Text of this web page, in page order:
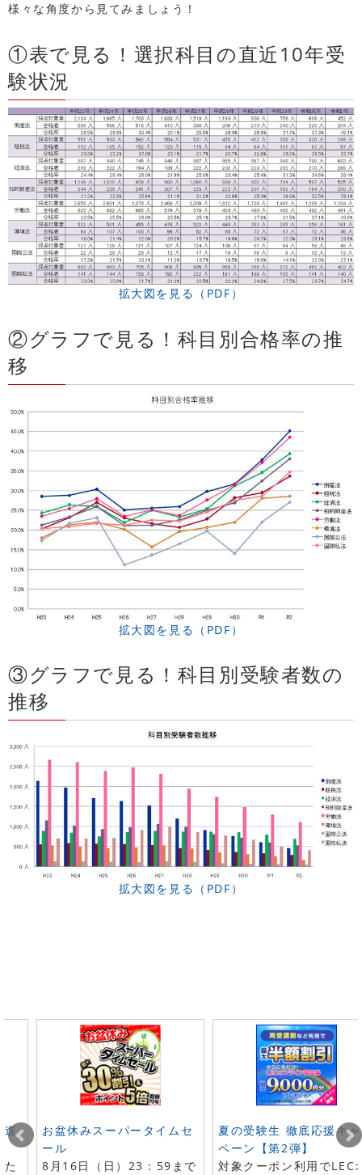
様々な角度から見てみましょう！
①表で見る！選択科目の直近10年受
験状況
拡大図を見る（PDF）
②グラフで見る！科目別合格率の推
移
拡大図を見る（PDF）
③グラフで見る！科目別受験者数の
推移
拡大図を見る（PDF）
進
お盆休みスーパータイムセ
ール
8月16日（日）23：59まで
夏の受験生 徹底応援キ
ペーン【第2弾】
対象クーポン利用でLEC